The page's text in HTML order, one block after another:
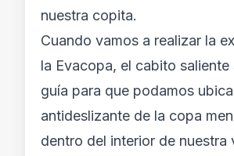
nuestra copita.
Cuando vamos a realizar la
la Evacopa, el cabito saliente
guía para que podamos
antideslizante de la copa
dentro del interior de nuestra